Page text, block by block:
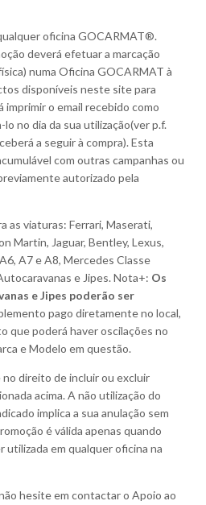
oficina GOCARMAT®.
deverá efetuar a marcação
numa Oficina GOCARMAT à
disponíveis neste site para
imprimir o email recebido como
no dia da sua utilização(ver p.f.
a seguir à compra). Esta
com outras campanhas ou
autorizado pela
as viaturas: Ferrari, Maserati,
Martin, Jaguar, Bentley, Lexus,
A7 e A8, Mercedes Classe
e Jipes. Nota+: Os
e Jipes poderão ser
pago diretamente no local,
que poderá haver oscilações no
e Modelo em questão.
direito de incluir ou excluir
acima. A não utilização do
implica a sua anulação sem
é válida apenas quando
utilizada em qualquer oficina na
hesite em contactar o Apoio ao